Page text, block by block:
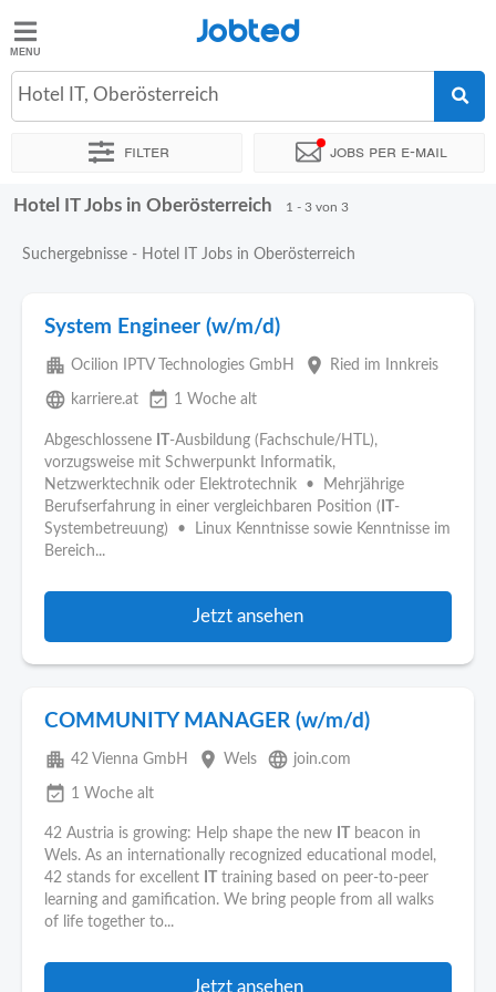
Jobted
Jobs
Jobted
Hotel IT, Oberösterreich
Filter Jobs per e-mail
Sortieren nach Zeitintensität Gehalt
Hotel IT Jobs in Oberösterreich 1 - 3 von 3
Suchergebnisse - Hotel IT Jobs in Oberösterreich
System Engineer (w/m/d)
apartment Ocilion IPTV Technologies GmbH place Ried im Innkreis
language karriere.at event_available 1 Woche alt
Abgeschlossene
-Ausbildung (Fachschule/HTL),
vorzugsweise mit Schwerpunkt Informatik,
Netzwerktechnik oder Elektrotechnik • Mehrjährige
Berufserfahrung in einer vergleichbaren Position (
-
Systembetreuung) • Linux Kenntnisse sowie Kenntnisse im
Bereich...
Jetzt ansehen
COMMUNITY MANAGER (w/m/d)
apartment 42 Vienna GmbH place Wels language join.com
event_available 1 Woche alt
42 Austria is growing: Help shape the new
beacon in
Wels. As an internationally recognized educational model,
42 stands for excellent
training based on peer-to-peer
learning and gamification. We bring people from all walks
of life together to...
Jetzt ansehen